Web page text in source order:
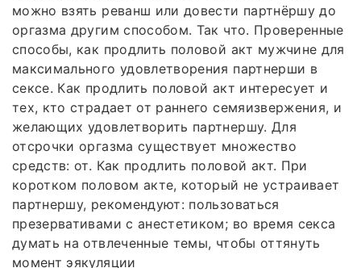
можно взять реванш или довести партнёршу до
оргазма другим способом. Так что. Проверенные
способы, как продлить половой акт мужчине для
максимального удовлетворения партнерши в
сексе. Как продлить половой акт интересует и
тех, кто страдает от раннего семяизвержения, и
желающих удовлетворить партнершу. Для
отсрочки оргазма существует множество
средств: от. Как продлить половой акт. При
коротком половом акте, который не устраивает
партнершу, рекомендуют: пользоваться
презервативами с анестетиком; во время секса
думать на отвлеченные темы, чтобы оттянуть
момент эякуляции